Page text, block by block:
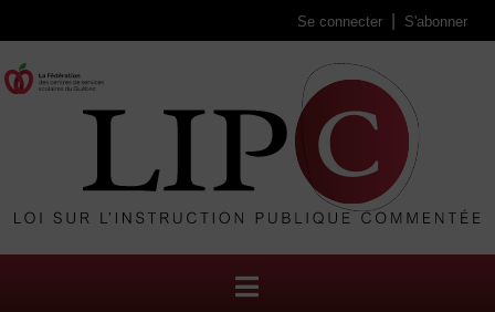
Se connecter S'abonner